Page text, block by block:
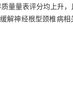
质量量表评分均上升
解神经根型颈椎病